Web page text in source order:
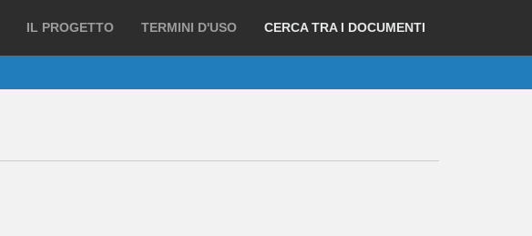
IL PROGETTO TERMINI D'USO CERCA TRA I DOCUMENTI